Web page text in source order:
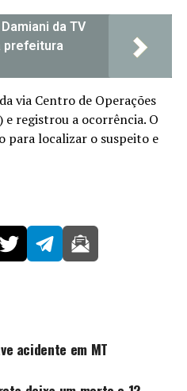
da TV
prefeitura
via Centro de Operações
registrou a ocorrência. O
para localizar o suspeito e
acidente em MT